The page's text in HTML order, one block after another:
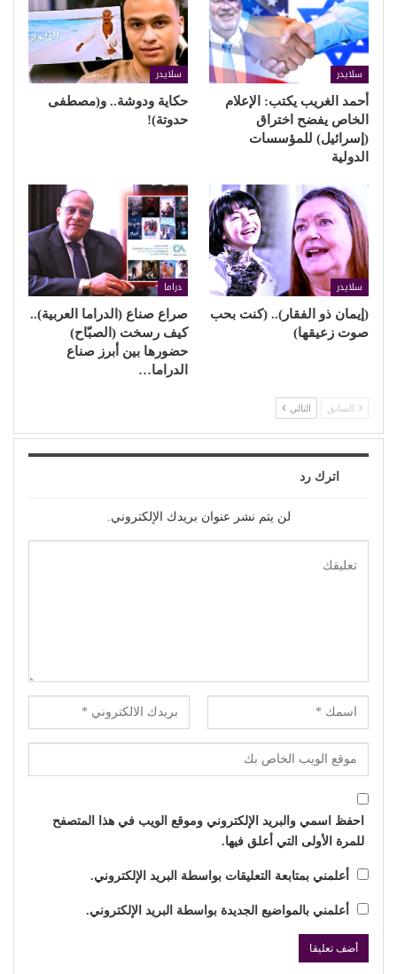
سلايدر
أحمد الغريب يكتب: الإعلام
الخاص يفضح اختراق
(إسرائيل) للمؤسسات
الدولية
سلايدر
حكاية ودوشة.. و(مصطفى
حدوتة)!
سلايدر
(إيمان ذو الفقار).. (كنت بحب
صوت زعيقها)
دراما
صراع صناع (الدراما العربية)..
كيف رسخت (الصبّاح)
حضورها بين أبرز صناع
الدراما…
السابق التالي
اترك رد
لن يتم نشر عنوان بريدك الإلكتروني.
احفظ اسمي والبريد الإلكتروني وموقع الويب في هذا المتصفح
للمرة الأولى التي أعلق فيها.
أعلمني بمتابعة التعليقات بواسطة البريد الإلكتروني.
أعلمني بالمواضيع الجديدة بواسطة البريد الإلكتروني.